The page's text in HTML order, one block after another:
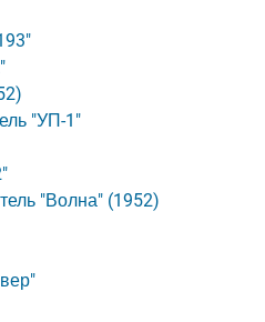
"УП-1"
"Волна" (1952)